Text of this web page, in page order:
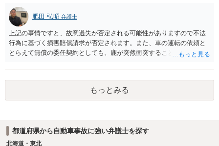
肥田 弘昭 弁護士
上記の事情ですと、故意過失が否定される可能性がありますので不法
行為に基づく損害賠償請求が否定されます。また、車の運転の依頼と
とらえて無償の委任契約としても、鹿が突然衝突することは予見がで
償請求も成立しない可能性があります。以上の理由から支払義務は否
定される可能性が高いです。ご参考にしてください。
もっとみる
都道府県から自動車事故に強い弁護士を探す
北海道・東北